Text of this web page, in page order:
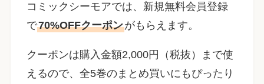
コミックシーモアでは、新規無料会員登録
で70%OFFクーポンがもらえます。
クーポンは購入金額2,000円（税抜）まで使
えるので、全5巻のまとめ買いにもぴったり